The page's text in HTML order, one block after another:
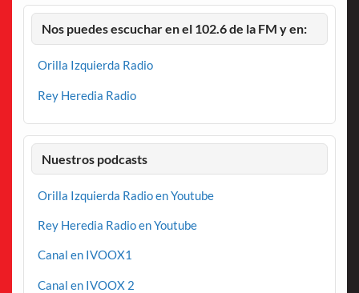
Nos puedes escuchar en el 102.6 de la FM y en:
Orilla Izquierda Radio
Rey Heredia Radio
Nuestros podcasts
Orilla Izquierda Radio en Youtube
Rey Heredia Radio en Youtube
Canal en IVOOX1
Canal en IVOOX 2